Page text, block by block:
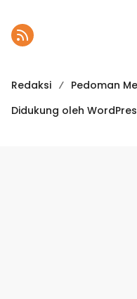
Redaksi Pedoman
Didukung oleh